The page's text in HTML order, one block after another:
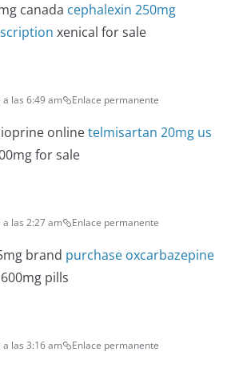
canada cephalexin 250mg
xenical for sale
las 6:49 am Enlace permanente
onlinetelmisartan 20mg us
for sale
las 2:27 am Enlace permanente
brand purchase oxcarbazepine
pills
las 3:16 am Enlace permanente